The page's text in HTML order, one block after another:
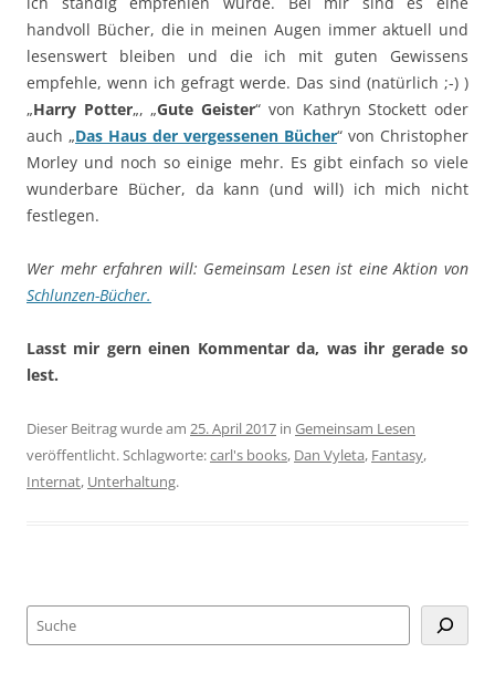
handvoll Bücher, die in meinen Augen immer aktuell und
lesenswert bleiben und die ich mit guten Gewissens
empfehle, wenn ich gefragt werde. Das sind (natürlich ;-) )
„Harry Potter„, „Gute Geister“ von Kathryn Stockett oder
auch „Das Haus der vergessenen Bücher“ von Christopher
Morley und noch so einige mehr. Es gibt einfach so viele
wunderbare Bücher, da kann (und will) ich mich nicht
festlegen.
Wer mehr erfahren will: Gemeinsam Lesen ist eine Aktion von
Schlunzen-Bücher.
Lasst mir gern einen Kommentar da, was ihr gerade so
lest.
Dieser Beitrag wurde am 25. April 2017 in Gemeinsam Lesen
veröffentlicht. Schlagworte:carl's books, Dan Vyleta, Fantasy,
Internat, Unterhaltung.
Suchen